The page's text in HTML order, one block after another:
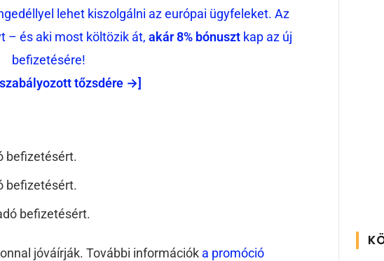
lehet kiszolgálni az európai ügyfeleket. Az
– és aki most költözik át, akár 8% bónuszt kap az új
befizetésére!
tőzsdére →]
befizetésért.
befizetésért.
befizetésért.
jóváírják. További információk a promóció